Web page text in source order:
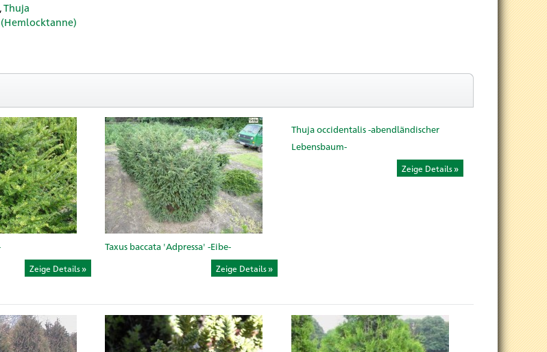
,Thuja
(Hemlocktanne)
Zeige Details
Taxus baccata 'Adpressa' -Eibe-
Zeige Details
Thuja occidentalis -abendländischer
Lebensbaum-
Zeige Details